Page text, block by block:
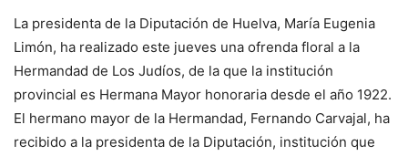
La presidenta de la Diputación de Huelva, María Eugenia
Limón, ha realizado este jueves una ofrenda floral a la
Hermandad de Los Judíos, de la que la institución
provincial es Hermana Mayor honoraria desde el año 1922.
El hermano mayor de la Hermandad, Fernando Carvajal, ha
recibido a la presidenta de la Diputación, institución que